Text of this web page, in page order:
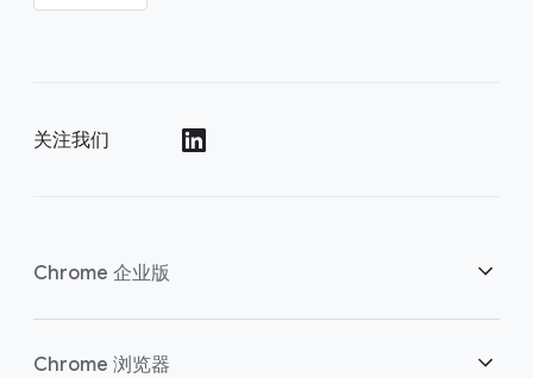
关注我们
Chrome 企业版
安全性
Chrome 浏览器